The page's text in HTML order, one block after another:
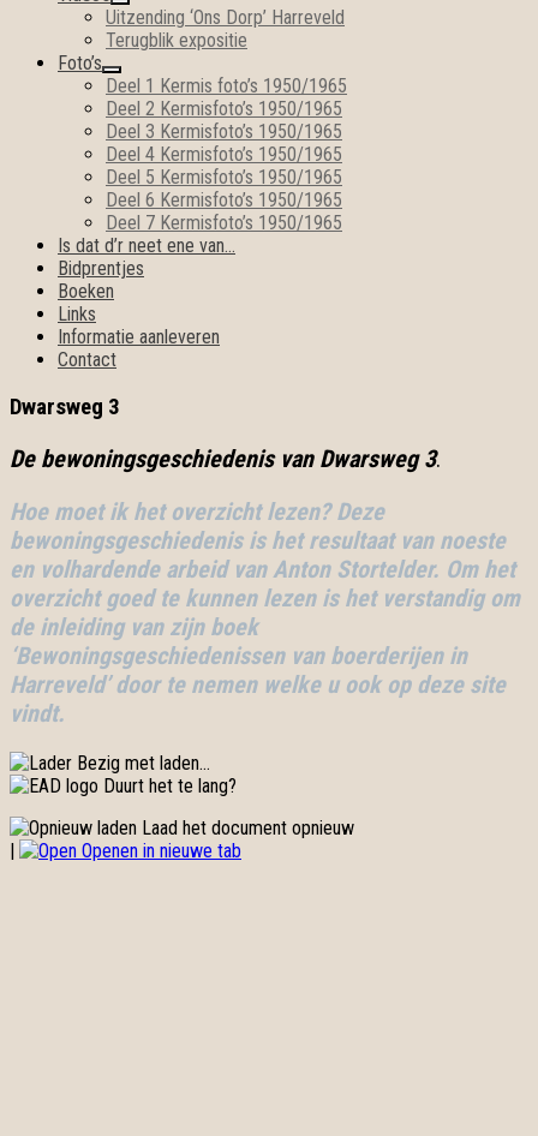
open
submenu
Uitzending ‘Ons Dorp’ Harreveld
Terugblik expositie
Foto’s
open
submenu
Deel 1 Kermis foto’s 1950/1965
Deel 2 Kermisfoto’s 1950/1965
Deel 3 Kermisfoto’s 1950/1965
Deel 4 Kermisfoto’s 1950/1965
Deel 5 Kermisfoto’s 1950/1965
Deel 6 Kermisfoto’s 1950/1965
Deel 7 Kermisfoto’s 1950/1965
Is dat d’r neet ene van…
Bidprentjes
Boeken
Links
Informatie aanleveren
Contact
Dwarsweg 3
De bewoningsgeschiedenis van Dwarsweg 3.
Hoe moet ik het overzicht lezen? Deze
bewoningsgeschiedenis is het resultaat van noeste
en volhardende arbeid van Anton Stortelder. Om het
overzicht goed te kunnen lezen is het verstandig om
de inleiding van zijn boek
‘Bewoningsgeschiedenissen van boerderijen in
Harreveld’ door te nemen welke u ook op deze site
vindt.
Bezig met laden…
Duurt het te lang?
Laad het document opnieuw
|
Openen in nieuwe tab